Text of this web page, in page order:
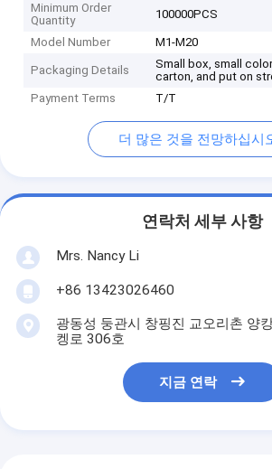
Minimum Order
Quantity
100000PCS
Model Number M1-M20
Packaging Details
Small box, small
carton, and put on
Payment Terms
T/T
더 많은 것을 전망하십시
연락처 세부 사항
Mrs. Nancy Li
+86 13423026460
광동성 둥관시 창핑진 교오리촌 양
켕로 306호
지금 연락